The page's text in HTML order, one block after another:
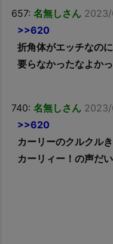
657: 名無しさん 2023/
>>620
折角体がエッチなの
要らなかったなよか
740: 名無しさん
>>620
カーリーのクルクル
カーリィー！の声だ